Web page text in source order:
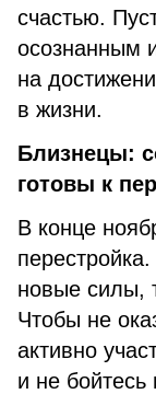
счастью.
осознанным
на
в жизни.
Близнецы:
готовы к
В конце
новые силы,
Чтобы не
активно
и не бойтесь